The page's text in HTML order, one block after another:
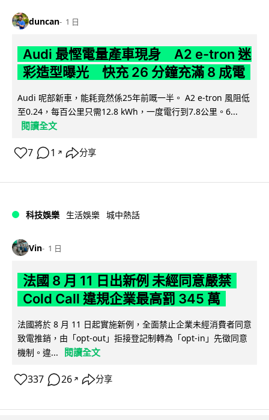
duncan 1 日
Audi 最慳電量產車現身 A2 e-tron 迷
彩造型曝光 快充 26 分鐘充滿 8 成電
Audi 呢部新車，能耗竟然係25年前嘅一半。 A2 e-tron 風阻低
至0.24，每百公里只需12.8 kWh，一度電行到7.8公里。6...
閱讀全文
7 1 ↗ 分享
科技娛樂 生活娛樂 城中熱話
Vin 1 日
法國 8 月 11 日出新例 未經同意嚴禁
Cold Call 違規企業最高罰 345 萬
法國將於 8 月 11 日起實施新例，全面禁止企業未經消費者同意
致電推銷，由「opt-out」拒接登記制轉為「opt-in」先徵同意
機制。違...
閱讀全文
337 26 ↗ 分享